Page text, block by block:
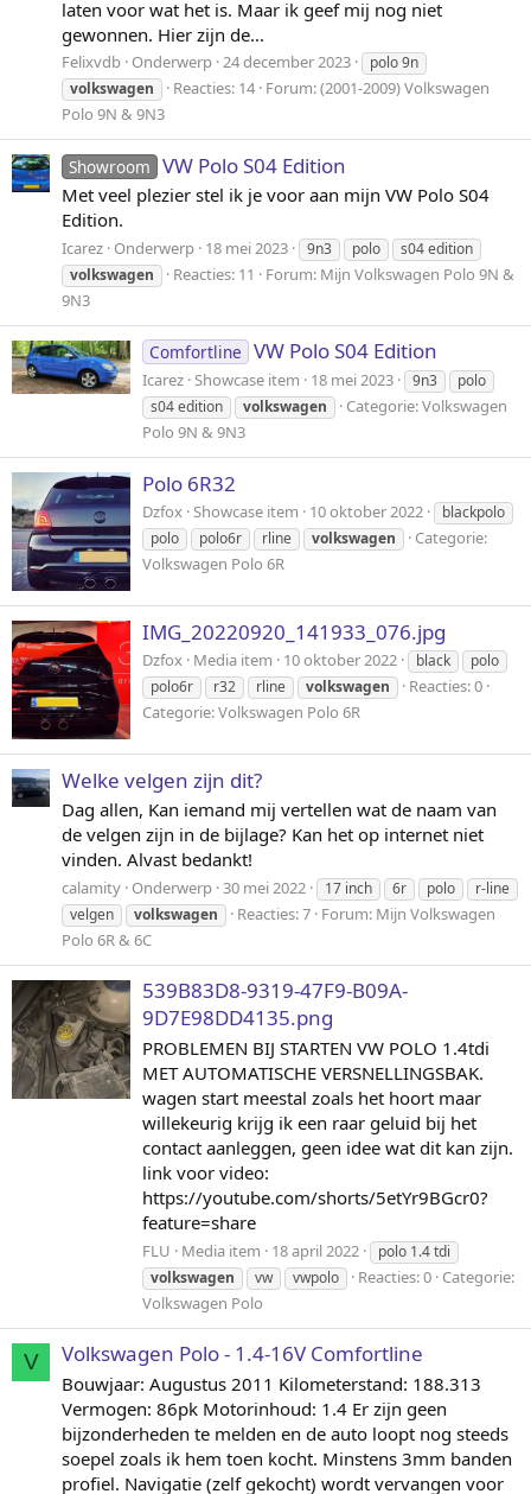
laten voor wat het is. Maar ik geef mij nog niet
gewonnen. Hier zijn de...
Felixvdb Onderwerp 24 december 2023
polo 9n
volkswagen
Reacties: 14 Forum:(2001-2009) Volkswagen
Polo 9N & 9N3
Showroom VW Polo S04 Edition
Met veel plezier stel ik je voor aan mijn VW Polo S04
Edition.
Icarez Onderwerp 18 mei 2023 9n3 polo
s04 edition
volkswagen
Reacties: 11 Forum: Mijn Volkswagen Polo 9N &
9N3
Comfortline VW Polo S04 Edition
Icarez Showcase item 18 mei 2023 9n3
polo
s04 edition
volkswagen Categorie:Volkswagen
Polo 9N & 9N3
Polo 6R32
Dzfox Showcase item 10 oktober 2022
blackpolo
polo
polo6r rline volkswagen
Categorie:
Volkswagen Polo 6R
IMG_20220920_141933_076.jpg
Dzfox Media item 10 oktober 2022 black
polo
polo6r
r32 rline volkswagen
Reacties: 0
Categorie: Volkswagen Polo 6R
Welke velgen zijn dit?
Dag allen, Kan iemand mij vertellen wat de naam van
de velgen zijn in de bijlage? Kan het op internet niet
vinden. Alvast bedankt!
calamity Onderwerp 30 mei 2022 17 inch 6r polo
r-line
velgen
volkswagen Reacties: 7 Forum: Mijn Volkswagen
Polo 6R & 6C
539B83D8-9319-47F9-B09A-
9D7E98DD4135.png
PROBLEMEN BIJ STARTEN VW POLO 1.4tdi
MET AUTOMATISCHE VERSNELLINGSBAK.
wagen start meestal zoals het hoort maar
willekeurig krijg ik een raar geluid bij het
contact aanleggen, geen idee wat dit kan zijn.
link voor video:
https://youtube.com/shorts/5etYr9BGcr0?
feature=share
FLU Media item 18 april 2022
polo 1.4 tdi
volkswagen
vw vwpolo Reacties: 0 Categorie:
Volkswagen Polo
V Volkswagen Polo - 1.4-16V Comfortline
Bouwjaar: Augustus 2011 Kilometerstand: 188.313
Vermogen: 86pk Motorinhoud: 1.4 Er zijn geen
bijzonderheden te melden en de auto loopt nog steeds
soepel zoals ik hem toen kocht. Minstens 3mm banden
profiel. Navigatie (zelf gekocht) wordt vervangen voor